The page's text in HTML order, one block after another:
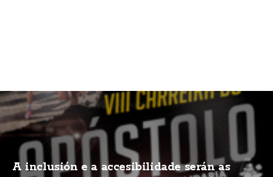
A inclusión e a accesibilidade serán as